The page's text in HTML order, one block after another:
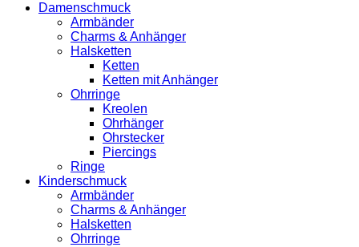
Damenschmuck
Armbänder
Charms & Anhänger
Halsketten
Ketten
Ketten mit Anhänger
Ohrringe
Kreolen
Ohrhänger
Ohrstecker
Piercings
Ringe
Kinderschmuck
Armbänder
Charms & Anhänger
Halsketten
Ohrringe